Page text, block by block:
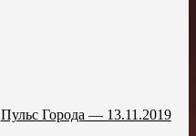
Пульс Города — 13.11.2019